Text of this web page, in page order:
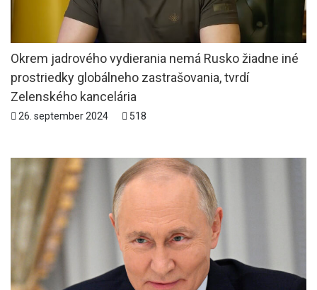
Okrem jadrového vydierania nemá Rusko žiadne iné
prostriedky globálneho zastrašovania, tvrdí
Zelenského kancelária
26. september 2024 518